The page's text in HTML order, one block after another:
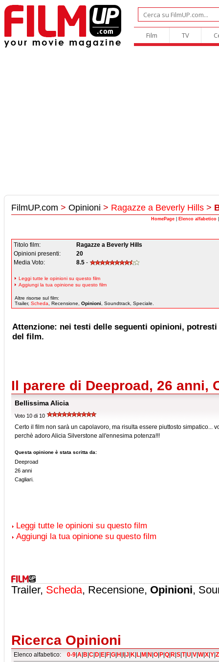
Film TV
FilmUP.com > Opinioni > Ragazze a Beverly Hills >
HomePage Elenco alfabetico
Titolo film:
Ragazze a Beverly Hills
Opinioni presenti:
20
Media Voto:
8.5 -
Leggi tutte le opinioni su questo film
Aggiungi la tua opinione su questo film
Altre risorse sul film:
Trailer, Scheda , Recensione, Opinioni , Soundtrack, Speciale.
Attenzione: nei testi delle seguenti opinioni,
del film.
Il parere di Deeproad, 26 anni,
Bellissima Alicia
Voto 10 di 10
Certo il film non sarà un capolavoro, ma risulta essere piuttosto simpatico...
perchè adoro Alicia Silverstone all'ennesima potenza!!!
Questa opinione è stata scritta da:
Deeproad
26 anni
Cagliari.
Leggi tutte le opinioni su questo film
Aggiungi la tua opinione su questo film
Trailer, Scheda, Recensione, Opinioni,
Ricerca Opinioni
Elenco alfabetico: 0-9 A B C D E F G H J K L M N O P Q R S T|U V W|X Y Z